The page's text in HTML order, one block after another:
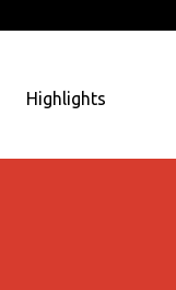
Highlights